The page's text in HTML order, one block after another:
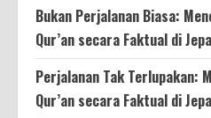
Bukan Perjalanan Biasa:
Qur’an secara Faktual di
Perjalanan Tak Terlupakan:
Qur’an secara Faktual di